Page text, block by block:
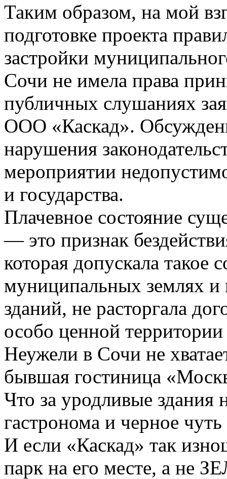
Таким образом, на мой
подготовке проекта
застройки
Сочи не имела права
публичных слушаниях
ООО «Каскад».
нарушения
мероприятии
и государства.
Плачевное состояние
— это признак
которая допускала такое
муниципальных землях и
зданий, не расторгала
особо ценной
Неужели в Сочи не
бывшая гостиница
Что за уродливые здания
гастронома и черное
И если «Каскад» так
парк на его месте, а